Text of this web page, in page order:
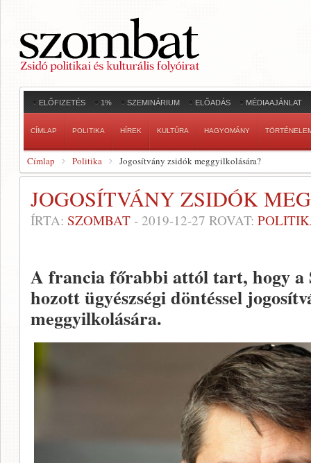
ELŐFIZETÉS 1% SZEMINÁRIUM ELŐADÁS MÉDIAAJÁNLAT
CÍMLAP POLITIKA HÍREK KULTÚRA HAGYOMÁNY
Címlap Politika Jogosítvány zsidók meggyilkolására?
JOGOSÍTVÁNY ZSIDÓK
ÍRTA: SZOMBAT - 2019-12-27 ROVAT:
A francia főrabbi attól tart, hogy a
hozott ügyészségi döntéssel
meggyilkolására.